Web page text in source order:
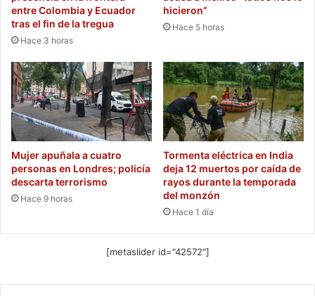
entre Colombia y Ecuador
tras el fin de la tregua
Hace 3 horas
hicieron”
Hace 5 horas
Mujer apuñala a cuatro
personas en Londres; policía
descarta terrorismo
Hace 9 horas
Tormenta eléctrica en India
deja 12 muertos por caída de
rayos durante la temporada
del monzón
Hace 1 día
[metaslider id="42572"]